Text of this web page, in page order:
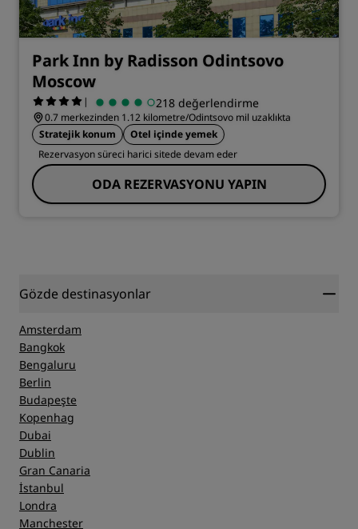
Park Inn by Radisson Odintsovo
Moscow
| 218 değerlendirme
0.7 merkezinden 1.12 kilometre/Odintsovo mil uzaklıkta
Stratejik konum
Otel içinde yemek
Rezervasyon süreci harici sitede devam eder
ODA REZERVASYONU YAPIN
Gözde destinasyonlar
Amsterdam
Bangkok
Bengaluru
Berlin
Budapeşte
Kopenhag
Dubai
Dublin
Gran Canaria
İstanbul
Londra
Manchester